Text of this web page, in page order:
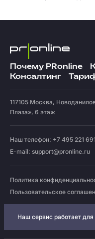
Почему PRonline
Консалтинг
117105 Москва,
Плаза», 6 этаж
Наш телефон: +7 495 221
E-mail: support@pronline.ru
Политика
Пользовательское
Наш сервис работает